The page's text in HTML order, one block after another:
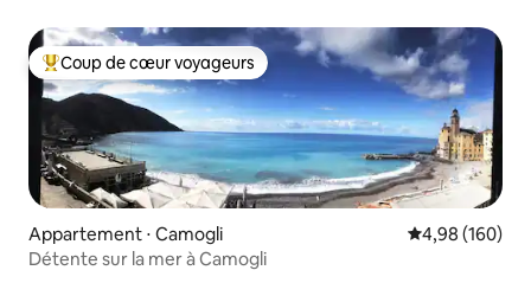
Coups de cœur voyageurs les plus appréciés
Coup de cœur voyageurs
Appartement ⋅ Camogli Évaluation
4,98 (160)
Détente sur la mer à Camogli